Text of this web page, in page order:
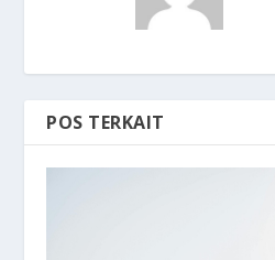
POS TERKAIT